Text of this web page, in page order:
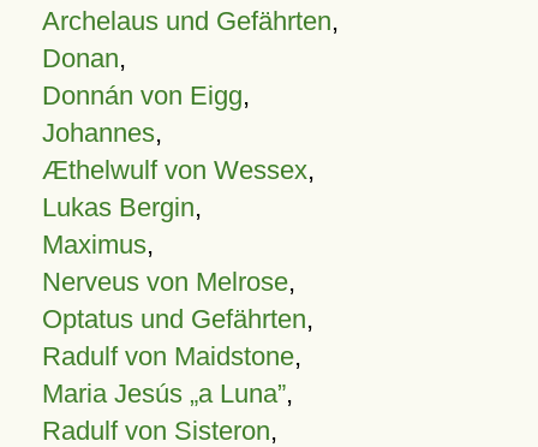
Archelaus und Gefährten,
Donan,
Donnán von Eigg,
Johannes,
Æthelwulf von Wessex,
Lukas Bergin,
Maximus,
Nerveus von Melrose,
Optatus und Gefährten,
Radulf von Maidstone,
Maria Jesús „a Luna”,
Radulf von Sisteron,